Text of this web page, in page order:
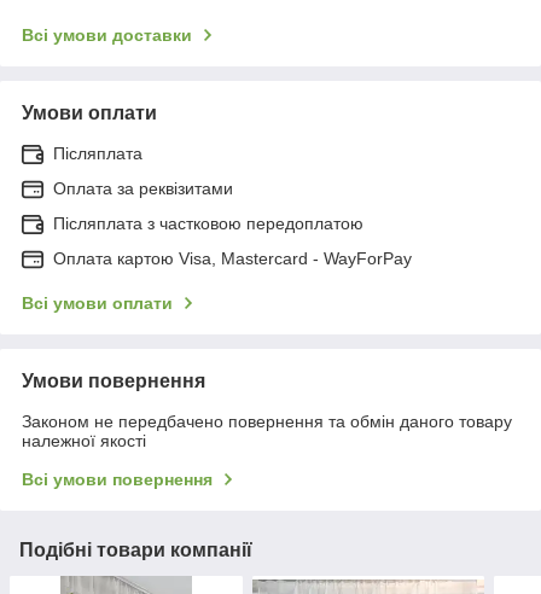
Всі умови доставки
Умови оплати
Післяплата
Оплата за реквізитами
Післяплата з частковою передоплатою
Оплата картою Visa, Mastercard - WayForPay
Всі умови оплати
Умови повернення
Законом не передбачено повернення та обмін даного товару
належної якості
Всі умови повернення
Подібні товари компанії